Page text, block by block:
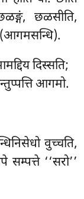
छळसीति,
दिस्सति;
आगमो.
वुच्चति,
‘‘सरो’’